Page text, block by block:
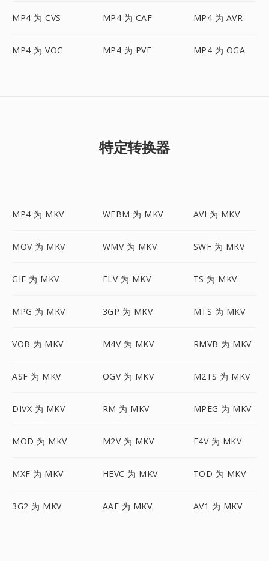
MP4 为 CVS MP4 为 CAF MP4 为 AVR
MP4 为 VOC MP4 为 PVF MP4 为 OGA
特定转换器
MP4 为 MKV WEBM 为 MKV AVI 为 MKV
MOV 为 MKV WMV 为 MKV SWF 为 MKV
GIF 为 MKV FLV 为 MKV TS 为 MKV
MPG 为 MKV 3GP 为 MKV MTS 为 MKV
VOB 为 MKV M4V 为 MKV RMVB 为 MKV
ASF 为 MKV OGV 为 MKV M2TS 为 MKV
DIVX 为 MKV RM 为 MKV MPEG 为 MKV
MOD 为 MKV M2V 为 MKV F4V 为 MKV
MXF 为 MKV HEVC 为 MKV TOD 为 MKV
3G2 为 MKV AAF 为 MKV AV1 为 MKV